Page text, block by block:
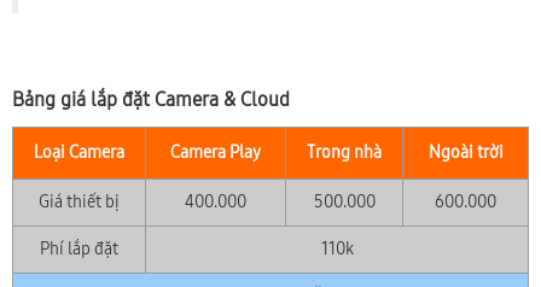
Bảng giá lắp đặt Camera & Cloud
Loại Camera Camera Play Trong nhà Ngoài trời
Giá thiết bị 400.000 500.000 600.000
Phí lắp đặt 110k